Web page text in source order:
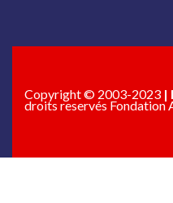
Copyright © 2003-2023 |
droits reservés